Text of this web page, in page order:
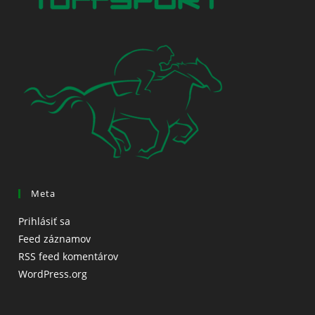
Meta
Prihlásiť sa
Feed záznamov
RSS feed komentárov
WordPress.org